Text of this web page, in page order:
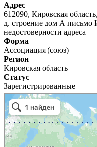
Адрес
612090, Кировская
д. строение дом А
недостоверности адреса
Форма
Ассоциация (союз)
Регион
Кировская область
Статус
Зарегистрированные